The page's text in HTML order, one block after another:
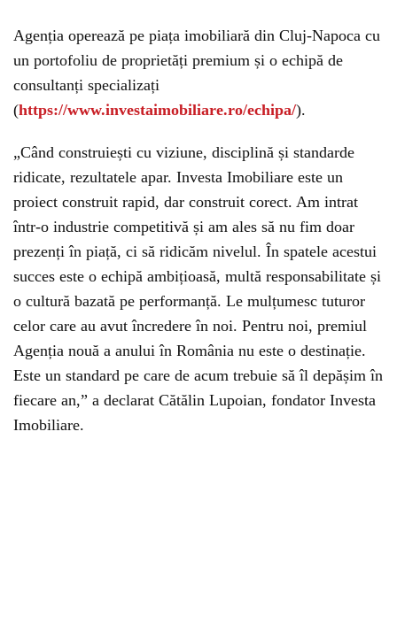
Agenția operează pe piața imobiliară din Cluj-Napoca cu
un portofoliu de proprietăți premium și o echipă de
consultanți specializați
(https://www.investaimobiliare.ro/echipa/).
„Când construiești cu viziune, disciplină și standarde
ridicate, rezultatele apar. Investa Imobiliare este un
proiect construit rapid, dar construit corect. Am intrat
într-o industrie competitivă și am ales să nu fim doar
prezenți în piață, ci să ridicăm nivelul. În spatele acestui
succes este o echipă ambițioasă, multă responsabilitate și
o cultură bazată pe performanță. Le mulțumesc tuturor
celor care au avut încredere în noi. Pentru noi, premiul
Agenția nouă a anului în România nu este o destinație.
Este un standard pe care de acum trebuie să îl depășim în
fiecare an,” a declarat Cătălin Lupoian, fondator Investa
Imobiliare.